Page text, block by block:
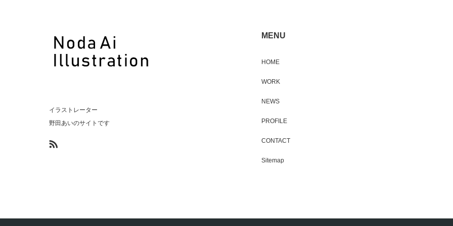
MENU
HOME
WORK
NEWS
PROFILE
CONTACT
Sitemap
イラストレーター
野田あいのサイトです